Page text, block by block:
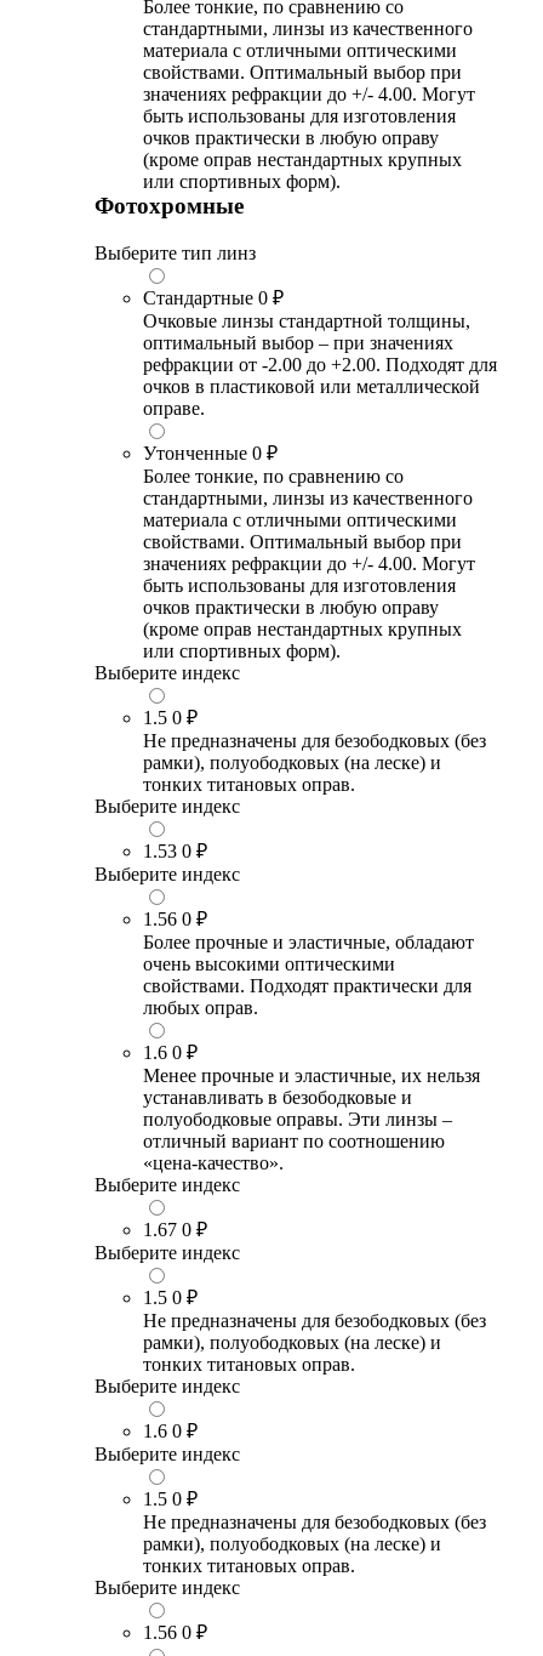
Более тонкие, по сравнению со
стандартными, линзы из качественного
материала с отличными оптическими
свойствами. Оптимальный выбор при
значениях рефракции до +/- 4.00. Могут
быть использованы для изготовления
очков практически в любую оправу
(кроме оправ нестандартных крупных
или спортивных форм).
Фотохромные
Выберите тип линз
Стандартные 0 ₽
Очковые линзы стандартной толщины,
оптимальный выбор – при значениях
рефракции от -2.00 до +2.00. Подходят для
очков в пластиковой или металлической
оправе.
Утонченные 0 ₽
Более тонкие, по сравнению со
стандартными, линзы из качественного
материала с отличными оптическими
свойствами. Оптимальный выбор при
значениях рефракции до +/- 4.00. Могут
быть использованы для изготовления
очков практически в любую оправу
(кроме оправ нестандартных крупных
или спортивных форм).
Выберите индекс
1.5 0 ₽
Не предназначены для безободковых (без
рамки), полуободковых (на леске) и
тонких титановых оправ.
Выберите индекс
1.53 0 ₽
Выберите индекс
1.56 0 ₽
Более прочные и эластичные, обладают
очень высокими оптическими
свойствами. Подходят практически для
любых оправ.
1.6 0 ₽
Менее прочные и эластичные, их нельзя
устанавливать в безободковые и
полуободковые оправы. Эти линзы –
отличный вариант по соотношению
«цена-качество».
Выберите индекс
1.67 0 ₽
Выберите индекс
1.5 0 ₽
Не предназначены для безободковых (без
рамки), полуободковых (на леске) и
тонких титановых оправ.
Выберите индекс
1.6 0 ₽
Выберите индекс
1.5 0 ₽
Не предназначены для безободковых (без
рамки), полуободковых (на леске) и
тонких титановых оправ.
Выберите индекс
1.56 0 ₽